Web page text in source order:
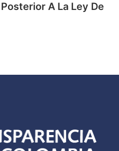
A La Ley De